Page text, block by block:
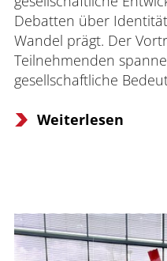
Debatten über
Wandel prägt. Der
Teilnehmenden
gesellschaftliche
Weiterlesen